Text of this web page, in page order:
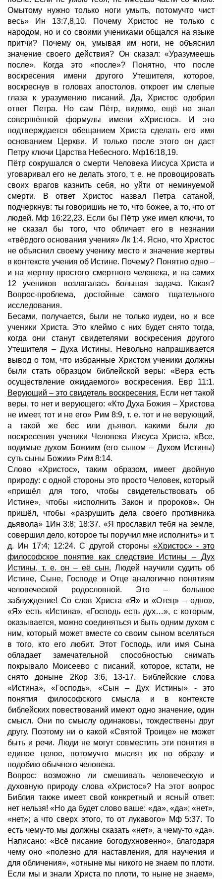
Омытому нужно только ноги умыть, потомучто чист
весь» Ин 13:7,8,10. Почему Христос не только с
народом, но и со своими учениками общался на языке
притчи? Почему он, умывая им ноги, не объяснил
значение своего действия? Он сказал: «Уразумеешь
после». Когда это «после»? Понятно, что после
воскресения имени другого Утешителя, которое,
воскреснув в головах апостолов, откроет им слепые
глаза к уразумению писаний. Да, Христос одобрил
ответ Петра. Но сам Пётр, видимо, ещё не знал
совершённой формулы имени «Христос». И это
подтверждается обещанием Христа сделать его имя
основанием Церкви. И только после этого он даст
Петру ключи Царства Небесного. Мф16:18,19.
Пётр сокрушался о смерти Человека Иисуса Христа и
уговаривал его не делать этого, т. е. не провоцировать
своих врагов казнить себя, но уйти от неминуемой
смерти. В ответ Христос назвал Петра сатаной,
подчеркнув: ты говоришиь не то, что божее, а то, что от
людей. Мф 16:22,23. Если бы Пётр уже имел ключи, то
не сказал бы того, что обличает его в незнании
«твёрдого основания учения» Лк 1:4. Ясно, что Христос
не объяснил своему ученику место и значение жертвы
в контексте учения об Истине. Почему? Понятно одно –
и на жертву простого смертного человека, и на самих
12 учеников возлагалась большая задача. Какая?
Вопрос-проблема, достойные самого тщательного
исследования.
Бесами, получается, были не только иудеи, но и все
ученики Христа. Это клеймо с них будет снято тогда,
когда они станут свидетелями воскресения другого
Утешителя – Духа Истины. Невольно напрашивается
вывод о том, что избранные Христом ученики должны
были стать образцом библейской веры: «Вера есть
осуществление ожидаемого» воскресения. Евр 11:1.
Верующий – это свидетель воскресения. Если нет такой
веры, то нет и верующего: «Кто Духа Божия – Христова
не имеет, тот и не его» Рим 8:9, т. е. тот и не верующий,
а такой же бес или дъявол, какими были до
воскресения ученики Человека Иисуса Христа. «Все,
водимые духом Божиим (его сыном – Духом Истины)
суть сыны Божии» Рим 8:14.
Слово «Христос», таким образом, имеет двойную
природу: с одной стороны это просто Человек, который
«пришёл для того, чтобы свидетельствовать об
Истине», чтобы «исполнить Закон и пророков». Он
пришёл, чтобы «разрушить дела своего противника
дьявола» 1Ин 3:8; 18:37. «Я прославил тебя на земле,
совершил дело, которое ты поручил мне исполнить» и т.
д. Ин 17:4; 12:24. С другой стороны «Христос» - это
философское понятие как следствие Истины – Дух
Истины, т. е. он – её сын. Людей научили судить об
Истине, Сыне, Господе и Отце аналогично понятиям
человеческой родословной. Это – большое
заблуждение! Со слов Христа «Я» и «Отец» – одно»,
«Я» есть «Истина», «Господь есть дух…», с которым,
оказывается, можно соединяться и быть одним духом с
ним, который может вместе со своим сыном вселяться
в того, кто его любит. Этот Господь, или имя Сына
обладает замечательной способностью снимать
покрывало Моисеево с писаний, которое, кстати, не
снято доныне 2Кор 3:6, 13-17. Библейские слова
«Истина», «Господь», «Сын – Дух Истины» - это
понятия философского смысла и в контексте
библейских повествований имеют одно значение, один
смысл. Они по смыслу одинаковы, тождествены друг
другу. Поэтому ни о какой «Святой Троице» не может
быть и речи. Люди не могут совместить эти понятия в
единое целое, потомучто мыслят их по образу и
подобию обычного человека.
Вопрос: возможно ли смешивать человеческую и
духовную природу слова «Христос»? На этот вопрос
Библия также имеет свой конкретный и ясный ответ:
нет нельзя! «Но да будет слово ваше: «да», «да»; «нет»,
«нет»; а что сверх этого, то от лукавого» Мф 5:37. То
есть чему-то мы должны сказать «нет», а чему-то «да».
Написано: «Всё писание богодухновенно», благодаря
чему оно «полезно для наставления, для научения и
для обличения», «отныне мы никого не знаем по плоти.
Если мы и знали Христа по плоти, то ныне не знаем»,